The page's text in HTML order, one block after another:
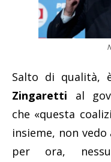
Salto di qualità,
Zingaretti al
che «questa
insieme, non
per ora,